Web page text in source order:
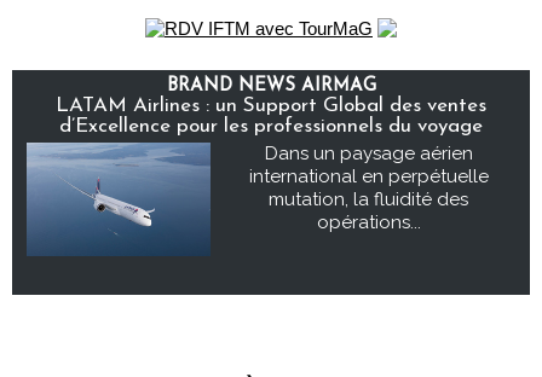
BRAND NEWS AIRMAG
LATAM Airlines : un Support Global des ventes
d’Excellence pour les professionnels du voyage
Dans un paysage aérien
international en perpétuelle
mutation, la fluidité des
opérations...